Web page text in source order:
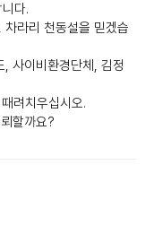
다.
라리 천동설을 믿겠습
사이비환경단체, 김정
려치우십시오.
할까요?